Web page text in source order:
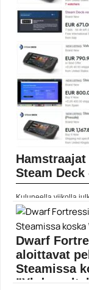
Steam
Kuluneella viikolla
ennakkomyynti alkoi...
eBay
Dwarf
aloittavat
Steamissa